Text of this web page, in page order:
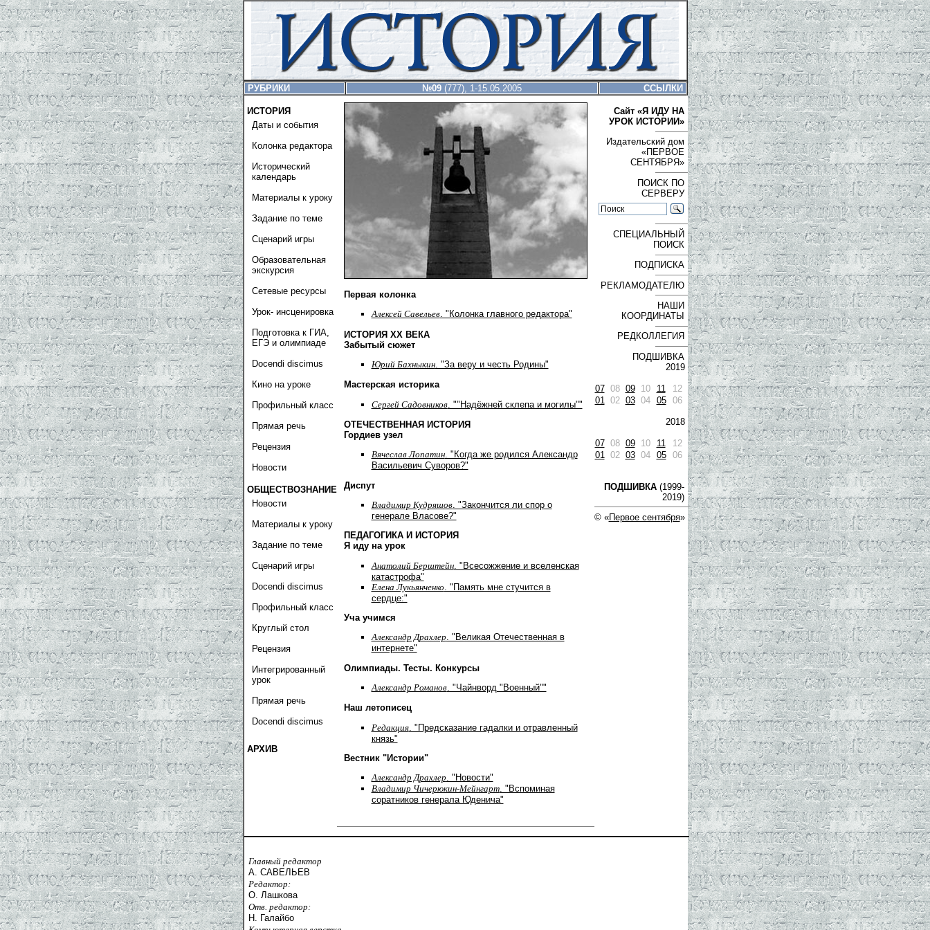
РУБРИКИ №09(777), 1-15.05.2005 ССЫЛКИ
ИСТОРИЯ
Даты и события
Колонка редактора
Исторический
календарь
Материалы к уроку
Задание по теме
Сценарий игры
Образовательная
экскурсия
Сетевые ресурсы
Урок- инсценировка
Подготовка к ГИА,
ЕГЭ и олимпиаде
Docendi discimus
Кино на уроке
Профильный класс
Прямая речь
Рецензия
Новости
ОБЩЕСТВОЗНАНИЕ
Новости
Материалы к уроку
Задание по теме
Сценарий игры
Docendi discimus
Профильный класс
Круглый стол
Рецензия
Интегрированный
урок
Прямая речь
Docendi discimus
АРХИВ
Первая колонка
Алексей Савельев. "Колонка главного редактора"
ИСТОРИЯ ХХ ВЕКА
Забытый сюжет
Юрий Бахныкин. "За веру и честь Родины"
Мастерская историка
Сергей Садовников. ""Надёжней склепа и могилы""
ОТЕЧЕСТВЕННАЯ ИСТОРИЯ
Гордиев узел
Вячеслав Лопатин. "Когда же родился Александр
Васильевич Суворов?"
Диспут
Владимир Кудряшов. "Закончится ли спор о
генерале Власове?"
ПЕДАГОГИКА И ИСТОРИЯ
Я иду на урок
Анатолий Берштейн. "Всесожжение и вселенская
катастрофа"
Елена Лукьянченко . "Память мне стучится в
сердце:"
Уча учимся
Александр Драхлер. "Великая Отечественная в
интернете"
Олимпиады. Тесты. Конкурсы
Александр Романов. "Чайнворд "Военный""
Наш летописец
Редакция. "Предсказание гадалки и отравленный
князь"
Вестник "Истории"
Александр Драхлер. "Новости"
Владимир Чичерюкин-Мейнгарт. "Вспоминая
соратников генерала Юденича"
Сайт «Я ИДУ НА
УРОК ИСТОРИИ»
Издательский дом
«ПЕРВОЕ
СЕНТЯБРЯ»
ПОИСК ПО
СЕРВЕРУ
СПЕЦИАЛЬНЫЙ
ПОИСК
ПОДПИСКА
РЕКЛАМОДАТЕЛЮ
НАШИ
КООРДИНАТЫ
РЕДКОЛЛЕГИЯ
ПОДШИВКА
2019
07 08 09 10 11
12
01
02 03 04 05 06
2018
07 08 09 10 11
12
01
02 03 04 05 06
ПОДШИВКА(1999-
2019)
© «Первое сентября»
Главный редактор
А. САВЕЛЬЕВ
Редактор:
О. Лашкова
Отв. редактор:
Н. Галайбо